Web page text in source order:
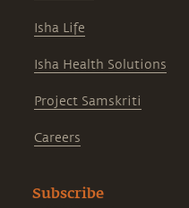
Isha Life
Isha Health Solutions
Project Samskriti
Careers
Subscribe